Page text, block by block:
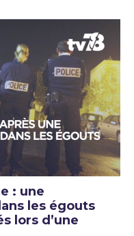
: une
les égouts
lors d’une